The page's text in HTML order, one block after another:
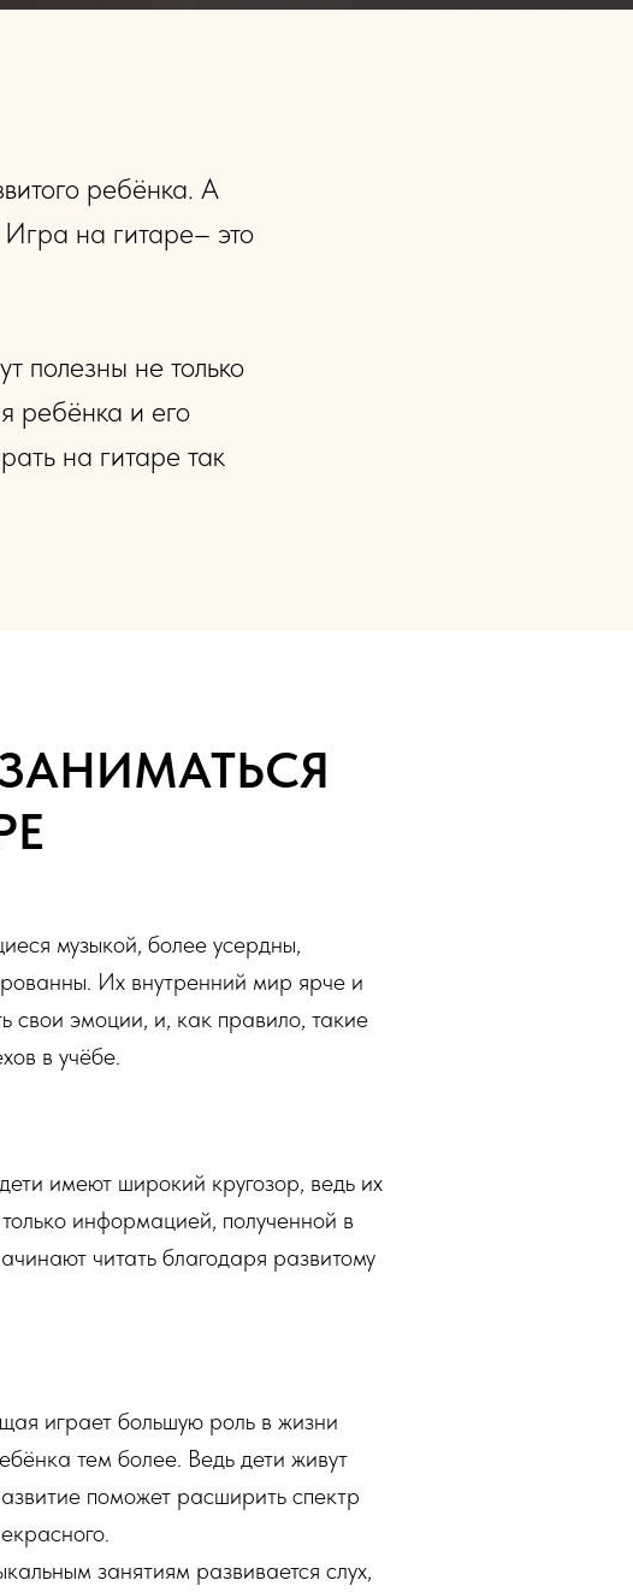
ребёнка. А
на гитаре– это
полезны не только
ребёнка и его
на гитаре так
музыкой, более усердны,
Их внутренний мир ярче и
эмоции, и, как правило, такие
в учёбе.
имеют широкий кругозор, ведь их
информацией, полученной в
читать благодаря развитому
играет большую роль в жизни
тем более. Ведь дети живут
поможет расширить спектр
занятиям развивается слух,